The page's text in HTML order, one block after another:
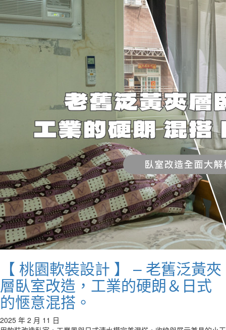
【 桃園軟裝設計 】 – 老舊泛黃夾
層臥室改造，工業的硬朗＆日式
的愜意混搭。
2025 年 2 月 11 日